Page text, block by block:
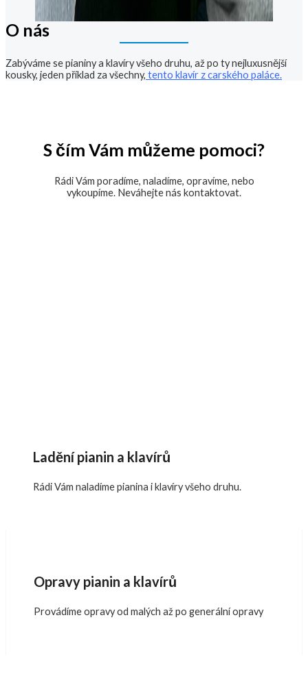
O nás
Zabýváme se pianiny a klavíry všeho druhu, až po ty nejluxusnější
kousky, jeden příklad za všechny, tento klavír z carského paláce.
S čím Vám můžeme pomoci?
Rádi Vám poradíme, naladíme, opravíme, nebo
vykoupíme. Neváhejte nás kontaktovat.
Ladění pianin a klavírů
Rádi Vám naladíme pianina i klavíry všeho druhu.
Opravy pianin a klavírů
Provádíme opravy od malých až po generální opravy